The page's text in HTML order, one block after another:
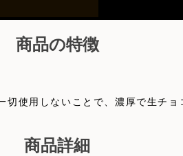
商品の特徴
使用しないことで、濃厚で生チョ
商品詳細